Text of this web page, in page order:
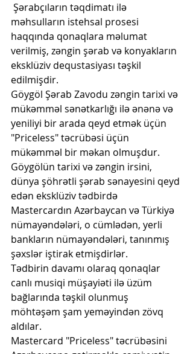
Şərabçıların təqdimatı ilə
məhsulların istehsal prosesi
haqqında qonaqlara məlumat
verilmiş, zəngin şərab və konyakların
eksklüziv dequstasiyası təşkil
edilmişdir.
Göygöl Şərab Zavodu zəngin tarixi və
mükəmməl sənətkarlığı ilə ənənə və
yeniliyi bir arada qeyd etmək üçün
"Priceless" təcrübəsi üçün
mükəmməl bir məkan olmuşdur.
Göygölün tarixi və zəngin irsini,
dünya şöhrətli şərab sənayesini qeyd
edən eksklüziv tədbirdə
Mastercardın Azərbaycan və Türkiyə
nümayəndələri, o cümlədən, yerli
bankların nümayəndələri, tanınmış
şəxslər iştirak etmişdirlər.
Tədbirin davamı olaraq qonaqlar
canlı musiqi müşayiəti ilə üzüm
bağlarında təşkil olunmuş
möhtəşəm şam yeməyindən zövq
aldılar.
Mastercard "Priceless" təcrübəsini